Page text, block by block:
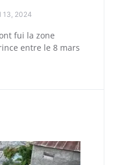
13, 2024
fui la zone
entre le 8 mars